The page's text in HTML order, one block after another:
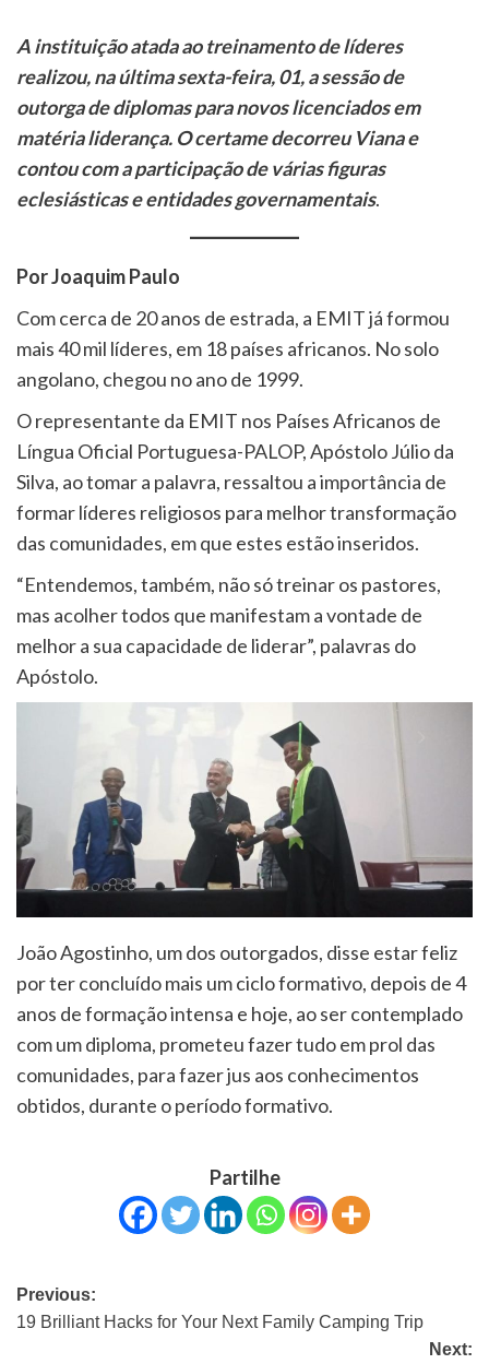
A instituição atada ao treinamento de líderes
realizou, na última sexta-feira, 01, a sessão de
outorga de diplomas para novos licenciados em
matéria liderança. O certame decorreu Viana e
contou com a participação de várias figuras
eclesiásticas e entidades governamentais.
Por Joaquim Paulo
Com cerca de 20 anos de estrada, a EMIT já formou
mais 40 mil líderes, em 18 países africanos. No solo
angolano, chegou no ano de 1999.
O representante da EMIT nos Países Africanos de
Língua Oficial Portuguesa-PALOP, Apóstolo Júlio da
Silva, ao tomar a palavra, ressaltou a importância de
formar líderes religiosos para melhor transformação
das comunidades, em que estes estão inseridos.
“Entendemos, também, não só treinar os pastores,
mas acolher todos que manifestam a vontade de
melhor a sua capacidade de liderar”, palavras do
Apóstolo.
João Agostinho, um dos outorgados, disse estar feliz
por ter concluído mais um ciclo formativo, depois de 4
anos de formação intensa e hoje, ao ser contemplado
com um diploma, prometeu fazer tudo em prol das
comunidades, para fazer jus aos conhecimentos
obtidos, durante o período formativo.
Partilhe
Previous:
19 Brilliant Hacks for Your Next Family Camping Trip
Next: